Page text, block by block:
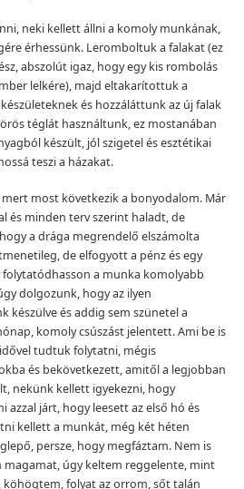
neki kellett állni a komoly munkának,
érhessünk. Leromboltuk a falakat (ez
abszolút igaz, hogy egy kis rombolás
lelkére), majd eltakarítottuk a
és hozzáláttunk az új falak
téglát használtunk, ez mostanában
készült, jól szigetel és esztétikai
teszi a házakat.
most következik a bonyodalom. Már
és minden terv szerint haladt, de
a drága megrendelő elszámolta
de elfogyott a pénz és egy
a munka komolyabb
dolgozunk, hogy az ilyen
készülve és addig sem szünetel a
komoly csúszást jelentett. Ami be is
tudtuk folytatni, mégis
és bekövetkezett, amitől a legjobban
nekünk kellett igyekezni, hogy
azzal járt, hogy leesett az első hó és
kellett a munkát, még két héten
persze, hogy megfáztam. Nem is
magamat, úgy keltem reggelente, mint
folyat az orrom, sőt talán